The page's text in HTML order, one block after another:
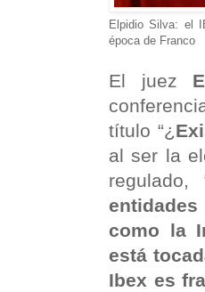
Elpidio Silva: el
época de Franco
El juez
título “¿
al ser la
regulado,
como la
está
Ibex es